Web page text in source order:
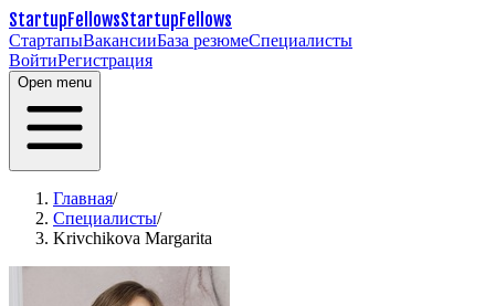
StartupFellowsStartupFellows
СтартапыВакансииБаза резюмеСпециалисты
ВойтиРегистрация
Open menu
Главная/
Специалисты/
Krivchikova Margarita